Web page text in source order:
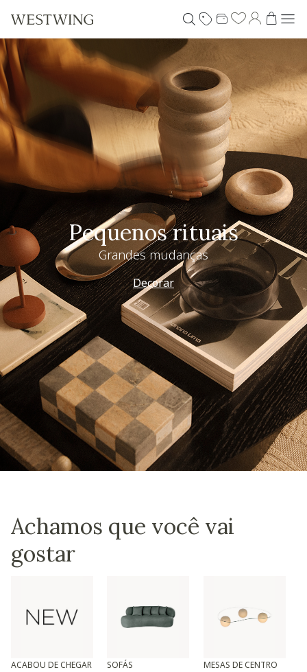
Pequenos rituais
Grandes mudanças
Decorar
Achamos que você vai
gostar
ACABOU DE CHEGAR SOFÁS MESAS DE CENTRO